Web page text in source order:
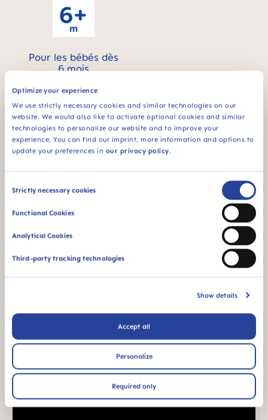
Optimize your experience
We use strictly necessary cookies and similar technologies on our
website. We would also like to activate optional cookies and similar
technologies to personalize our website and to improve your
experience. You can find our imprint, more information and options to
update your preferences in our privacy policy.
Consent
Strictly necessary cookies
Functional Cookies
Analytical Cookies
Third-party tracking technologies
Show details
Accept all
Personalize
Required only
Pour les bébés dès
6 mois
¹ Étude de marché 2009-2023, tests réalisés auprès de 1,588
bébés.
Vidéos produits